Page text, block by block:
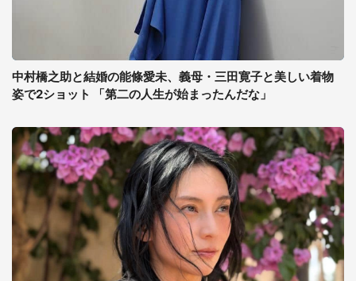
中村橋之助と結婚の能條愛未、義母・三田寛子と美しい着物
姿で2ショット 「第二の人生が始まったんだな」